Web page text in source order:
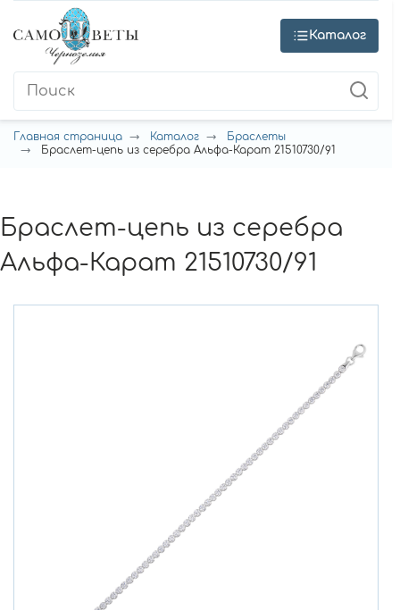
Каталог
Главная страница Каталог
Браслеты
Браслет-цепь из серебра Альфа-Карат 21510730/91
Браслет-цепь из серебра
Альфа-Карат 21510730/91